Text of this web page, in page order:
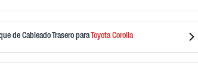
de Cableado Trasero para ToyotaCorolla